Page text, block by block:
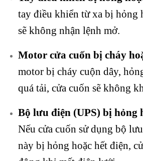
tay điều khiển từ xa bị hỏng
sẽ không nhận lệnh mở.
Motor cửa cuốn bị cháy
motor bị cháy cuộn dây,
quá tải, cửa cuốn sẽ không
Bộ lưu điện (UPS) bị hỏng
Nếu cửa cuốn sử dụng bộ
này bị hỏng hoặc hết điện,